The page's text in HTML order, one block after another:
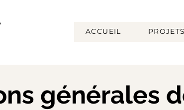
ACCUEIL PROJETS
générales